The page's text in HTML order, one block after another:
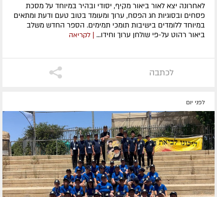
לאחרונה ​יצא לאור ביאור מקיף, יסודי ובהיר במיוחד על מסכת
פסחים ובסוגיות חג הפסח, ערוך ומעומד בטוב טעם ודעת ומתאים
במיוחד ללומדים בישיבות תומכי תמימים. ​הספר החדש משלב
ביאור רהוט על-פי שולחן ערוך וחידו... | לקריאה
לכתבה
לפני יום